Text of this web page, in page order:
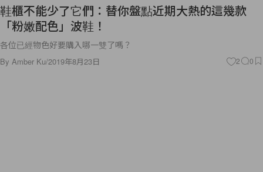
鞋櫃不能少了它們：替你盤點近期大熱的這幾款
「粉嫩配色」波鞋！
各位已經物色好要購入哪一雙了嗎？
By Amber Ku/2019年8月23日 2 0